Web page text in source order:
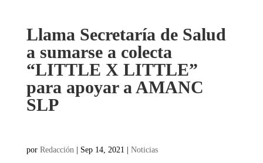
Llama Secretaría de Salud
a sumarse a colecta
“LITTLE X LITTLE”
para apoyar a AMANC
SLP
por Redacción | Sep 14, 2021 | Noticias